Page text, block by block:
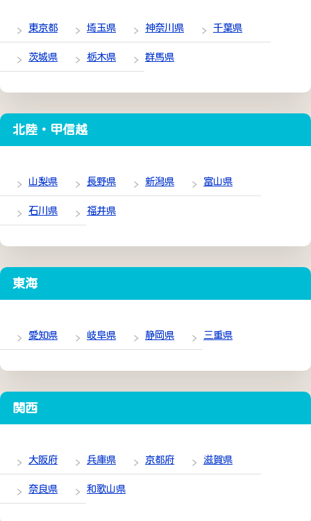
東京都 埼玉県 神奈川県 千葉県
茨城県 栃木県 群馬県
北陸・甲信越
山梨県 長野県 新潟県 富山県
石川県 福井県
東海
愛知県 岐阜県 静岡県 三重県
関西
大阪府 兵庫県 京都府 滋賀県
奈良県 和歌山県